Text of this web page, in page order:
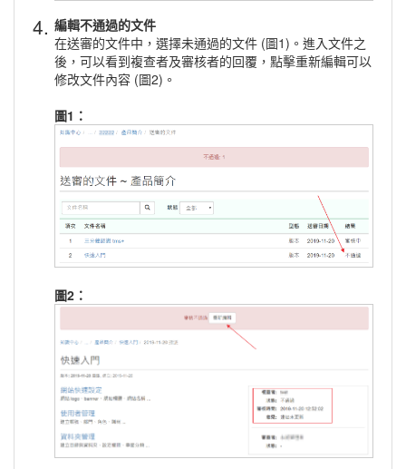
4. 編輯不通過的文件
在送審的文件中，選擇未通過的文件 (圖1)。進入文件之
後，可以看到複查者及審核者的回覆，點擊重新編輯可以
修改文件內容 (圖2)。
圖1：
圖2：